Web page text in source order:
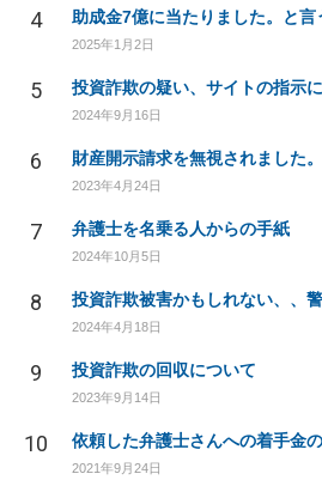
4 助成金7億に当たりました。と言
2025年1月2日
5 投資詐欺の疑い、サイトの指示
2024年9月16日
6 財産開示請求を無視されました
2023年4月24日
7 弁護士を名乗る人からの手紙
2024年10月5日
8 投資詐欺被害かもしれない、、
2024年4月18日
9 投資詐欺の回収について
2023年9月14日
10 依頼した弁護士さんへの着手金
2021年9月24日